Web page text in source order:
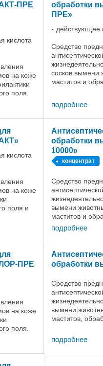
ПРЕ
кислота
на коже
поля.
обработки
ПРЕ»
действующее
Средство
сосков вымени
маститов и
подробнее
кислота
на коже
поля и
обработки
10000»
концентрат
Средство
вымени
маститов и
зависимости от
вымени коров
подробнее
ПРЕ
на коже
поля.
коров
обработки
Средство
вымени
маститов,
вымени коров
подробнее